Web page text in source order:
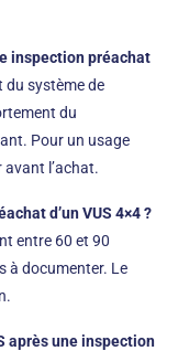
inspection préachat
du système de
du
Pour un usage
l’achat.
d’un VUS 4×4 ?
entre 60 et 90
à documenter. Le
après une inspection